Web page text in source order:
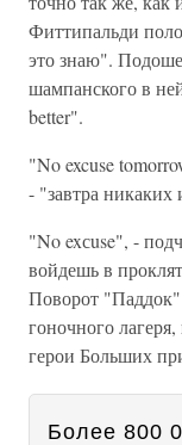
Фиттипальди
это знаю".
шампанского в
better".
"No excuse
- "завтра никаких
"No exсuse", -
войдешь в
Поворот "Паддок"
гоночного
герои Больших
Более 800